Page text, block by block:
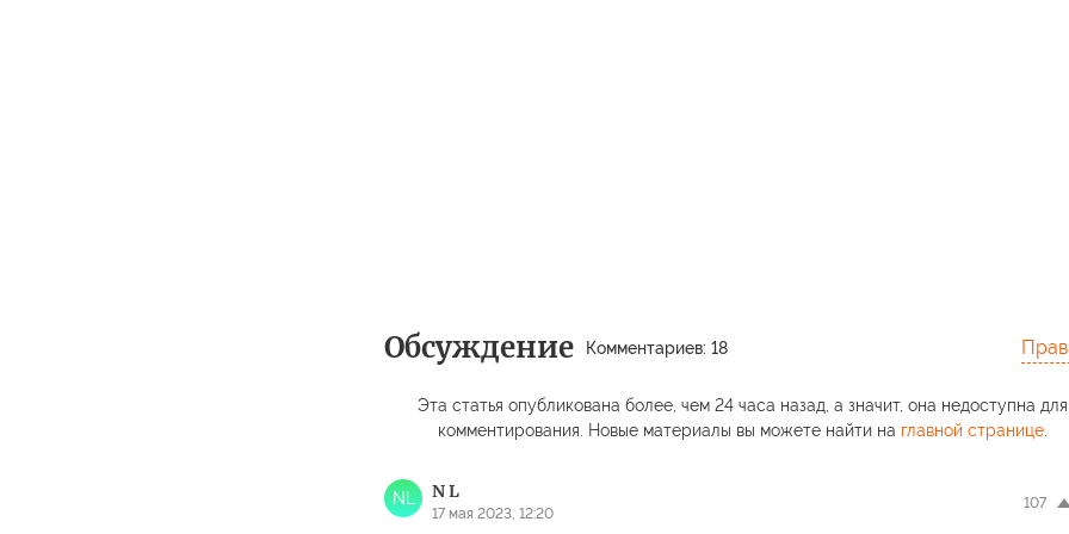
Обсуждение Комментариев: 18
Эта статья опубликована более, чем 24 часа назад, а значит, она недоступна для
комментирования. Новые материалы вы можете найти на главной странице.
NL N L
17 мая 2023, 12:20
107